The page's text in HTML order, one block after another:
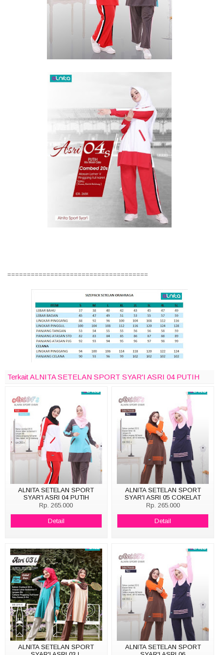
====================================
Terkait ALNITA SETELAN SPORT SYAR'I ASRI 04 PUTIH
ALNITA SETELAN SPORT
SYAR'I ASRI 04 PUTIH
Rp. 265.000
Detail
ALNITA SETELAN SPORT
SYAR'I ASRI 05 COKELAT
Rp. 265.000
Detail
ALNITA SETELAN SPORT
ALNITA SETELAN SPORT